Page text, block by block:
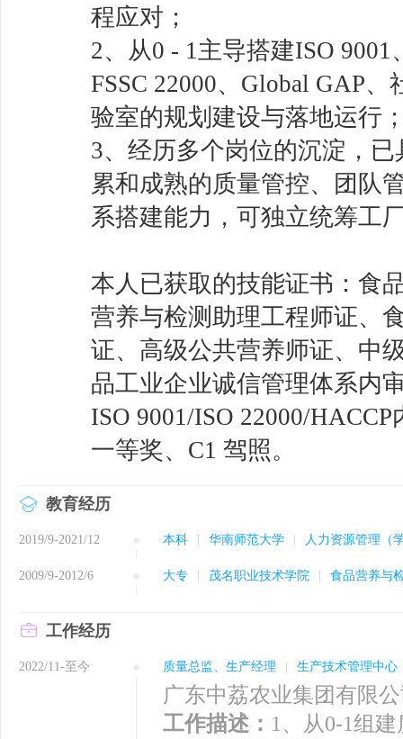
程应对；
2、从0 - 1主导搭建ISO 9001
FSSC 22000、Global GAP
验室的规划建设与落地运行
3、经历多个岗位的沉淀，
累和成熟的质量管控、团队
系搭建能力，可独立统筹工
本人已获取的技能证书：食
营养与检测助理工程师证、
证、高级公共营养师证、中
品工业企业诚信管理体系内
ISO 9001/ISO 22000/
一等奖、C1 驾照。
教育经历
2019/9-2021/12 本科 华南师范大学 人力资源管理（
2009/9-2012/6 大专 茂名职业技术学院 食品营养与
工作经历
2022/11-至今 质量总监、生产经理 生产技术管理中心
广东中荔农业集团有限
工作描述： 1、从0-1组